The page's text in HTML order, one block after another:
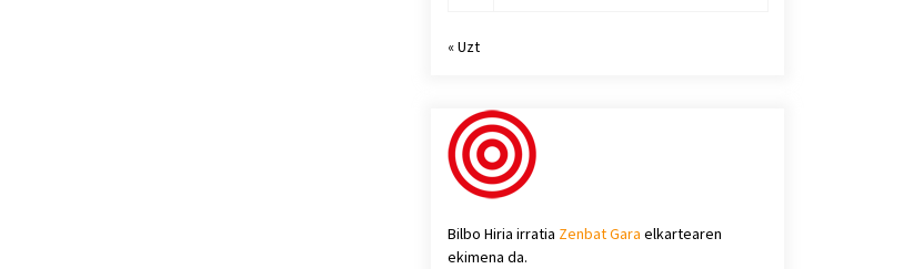
« Uzt
Bilbo Hiria irratia Zenbat Gara elkartearen
ekimena da.